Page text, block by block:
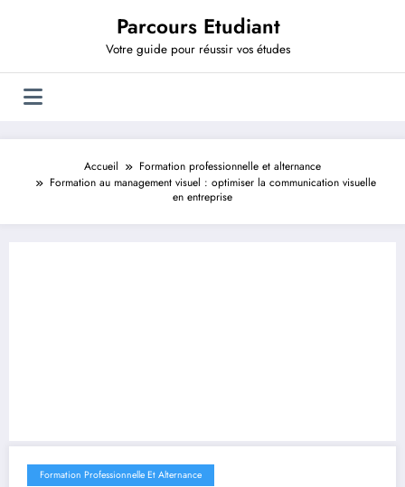
Parcours Etudiant
Votre guide pour réussir vos études
Accueil
Formation professionnelle et alternance
Formation au management visuel : optimiser la communication visuelle
en entreprise
Formation Professionnelle Et Alternance